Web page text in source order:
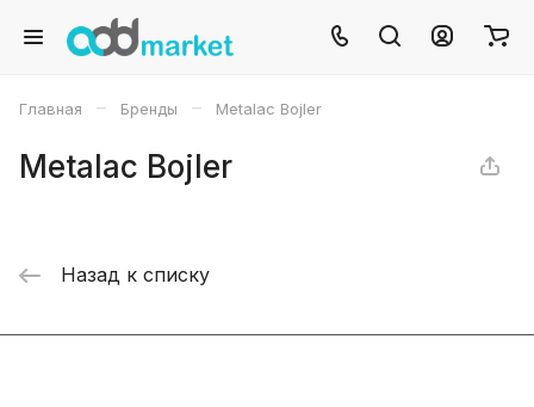
Главная – Бренды – Metalac Bojler
Metalac Bojler
Назад к списку